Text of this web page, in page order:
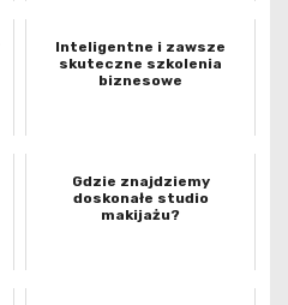
Inteligentne i zawsze
skuteczne szkolenia
biznesowe
Gdzie znajdziemy
doskonałe studio
makijażu?